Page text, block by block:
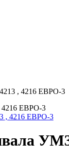
, 4216 ЕВРО-3
4216 ЕВРО-3